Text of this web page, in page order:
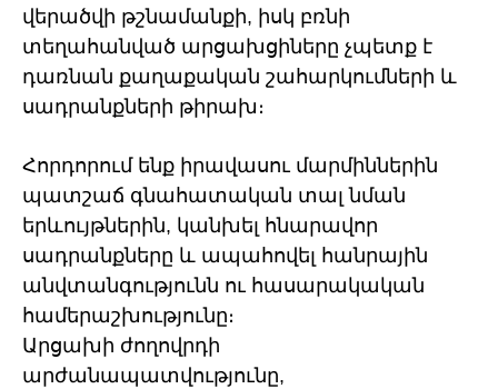
վերածվի թշնամանքի, իսկ բռնի
տեղահանված արցախցիները չպետք է
դառնան քաղաքական շահարկումների և
սադրանքների թիրախ։
Հորդորում ենք իրավասու մարմիններին
պատշաճ գնահատական տալ նման
երևույթներին, կանխել հնարավոր
սադրանքները և ապահովել հանրային
անվտանգությունն ու հասարակական
համերաշխությունը։
Արցախի ժողովրդի
արժանապատվությունը,